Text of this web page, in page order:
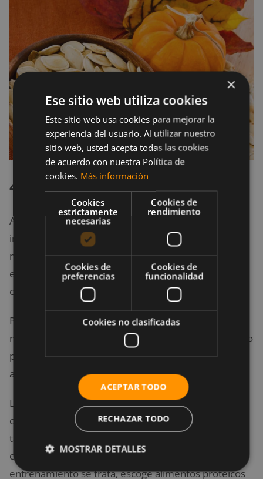
4. Picante
A menos que tu estómago sea de acero
indestructible, el picante es un gran peligro para ti;
más aún si vas a someterte a una intensa rutina de
ejercicio, puesto que produce acidez estomacal y
cólicos intestinales.
Por supuesto, si lo consumes, no será nada fácil
mantener la concentración durante el entrenamiento
porque, ¿quién querría tener un incendio en el
abdomen mientras sujeta una barra de 40kg?
La mayoría de alimentos con sabores fuertes y muy
condimentados suelen ser difíciles de digerir, por lo
tanto, si los vas a consumir que sea preferiblemente
en horas posteriores a tu entrenamiento. Si de pre-
entrenamiento se trata, escoge alimentos proteicos
×
Ese sitio web utiliza cookies
Este sitio web usa cookies para mejorar la
experiencia del usuario. Al utilizar nuestro
sitio web, usted acepta todas las cookies
de acuerdo con nuestra Política de
cookies. Más información
Cookies
estrictamente
necesarias
Cookies de
rendimiento
Cookies de
preferencias
Cookies de
funcionalidad
Cookies no clasificadas
ACEPTAR TODO
RECHAZAR TODO
MOSTRAR DETALLES